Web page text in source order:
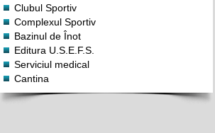
Clubul Sportiv
Complexul Sportiv
Bazinul de Înot
Editura U.S.E.F.S.
Serviciul medical
Cantina